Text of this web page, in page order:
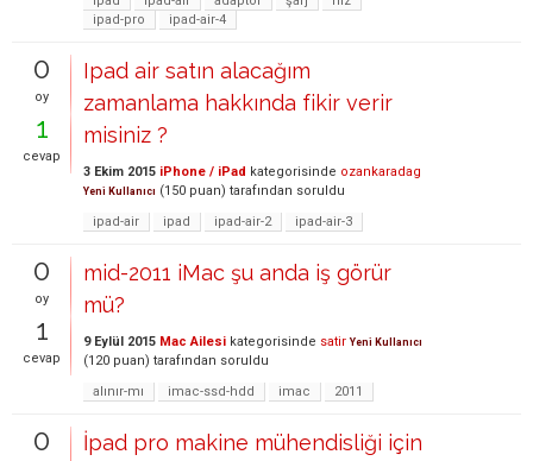
ipad-pro
ipad-air-4
0
oy
1
cevap
Ipad air satın alacağım
zamanlama hakkında fikir verir
misiniz ?
3 Ekim 2015 iPhone / iPad kategorisinde ozankaradag
Yeni Kullanıcı (150 puan) tarafından soruldu
ipad-air
ipad ipad-air-2 ipad-air-3
0
oy
1
cevap
mid-2011 iMac şu anda iş görür
mü?
9 Eylül 2015 Mac Ailesi kategorisinde satir Yeni Kullanıcı
(120 puan) tarafından soruldu
alınır-mı
imac-ssd-hdd imac 2011
0
İpad pro makine mühendisliği için